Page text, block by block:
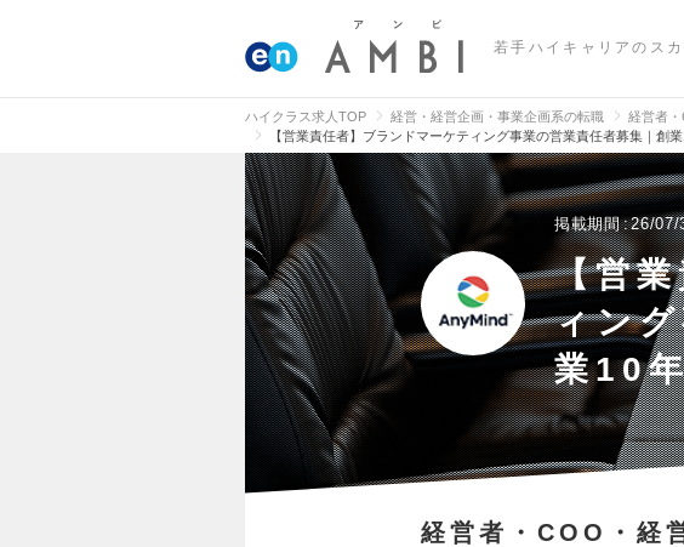
若手ハイキャリアのス
ハイクラス求人TOP 経営・経営企画・事業企画系の転職
経営者
【営業責任者】ブランドマーケティング事業の営業責任者募集｜創
掲載期間 26/07/
【営
ィン
業10
経営者・COO・経